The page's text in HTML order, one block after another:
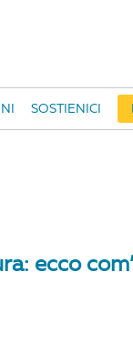
SOSTIENICI
ecco